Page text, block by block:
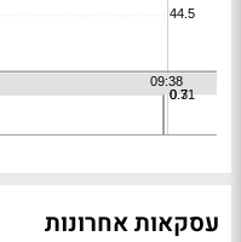
עסקאות אחרונות